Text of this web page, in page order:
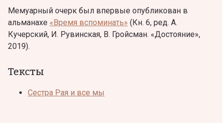
Мемуарный очерк был впервые опубликован в
альманахе «Время вспоминать» (Кн. 6, ред. А.
Кучерский, И. Рувинская, В. Гройсман. «Достояние»,
2019).
Тексты
Сестра Рая и все мы